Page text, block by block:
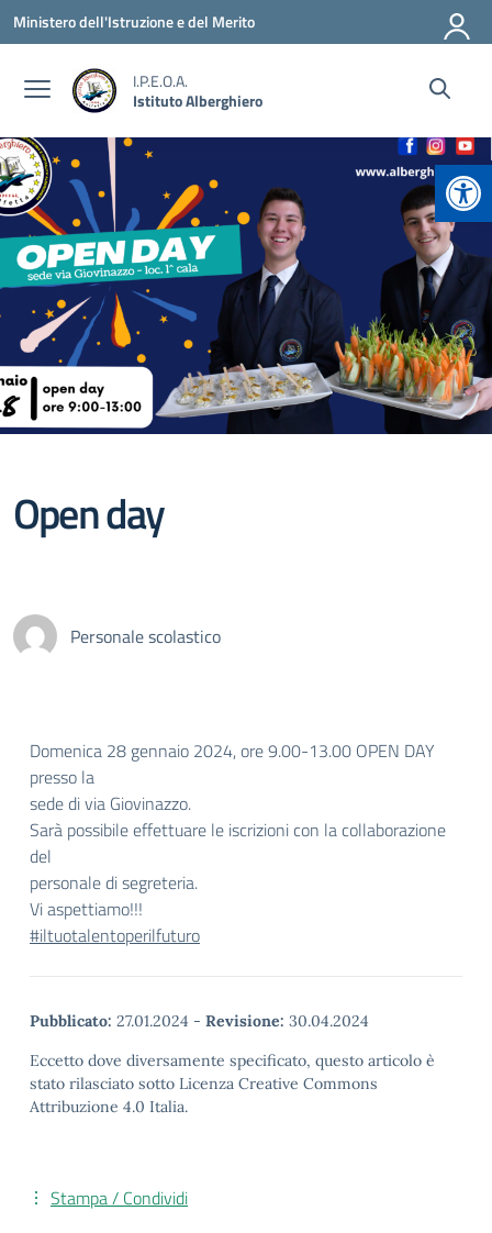
Vai ai contenuti
Vai al menu di navigazione
Vai al footer
Ministero dell'Istruzione e del Merito
I.P.E.O.A.
Istituto Alberghiero
Open day
Personale scolastico
Domenica 28 gennaio 2024, ore 9.00-13.00 OPEN DAY
presso la
sede di via Giovinazzo.
Sarà possibile effettuare le iscrizioni con la collaborazione
del
personale di segreteria.
Vi aspettiamo!!!
#iltuotalentoperilfuturo
Pubblicato: 27.01.2024 - Revisione: 30.04.2024
Eccetto dove diversamente specificato, questo articolo è
stato rilasciato sotto Licenza Creative Commons
Attribuzione 4.0 Italia.
Stampa / Condividi